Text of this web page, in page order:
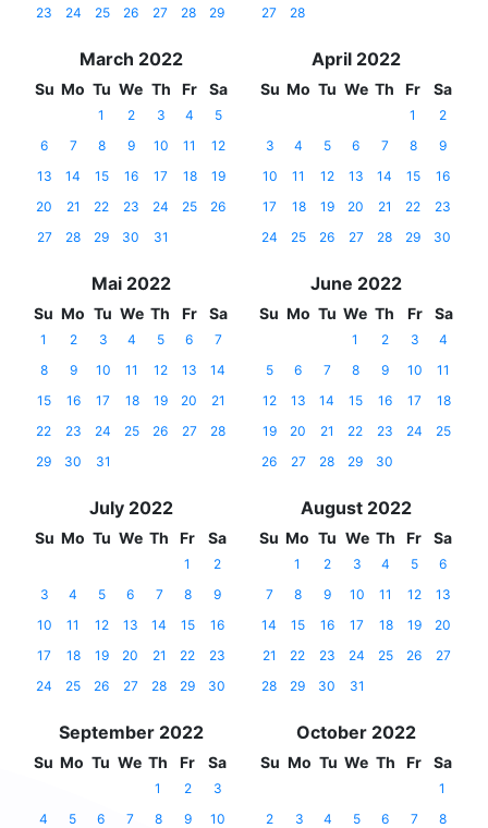
23
24 25 26 27 28 29
27
28
March 2022
Su Mo Tu We Th Fr Sa
1 2 3 4
5
6
7 8 9 10 11
12
13
14 15 16 17 18
19
20
21 22 23 24 25
26
27
28 29 30 31
April 2022
Su Mo Tu We Th Fr Sa
1
2
3
4 5 6 7 8
9
10
11 12 13 14 15
16
17
18 19 20 21 22
23
24
25 26 27 28 29 30
Mai 2022
Su Mo Tu We Th Fr Sa
1 2 3 4 5 6
7
8
9 10 11 12 13
14
15
16 17 18 19 20
21
22
23 24 25 26 27
28
29
30 31
June 2022
Su Mo Tu We Th Fr Sa
1 2 3
4
5
6 7 8 9 10
11
12
13 14 15 16 17
18
19
20 21 22 23 24
25
26
27 28 29 30
July 2022
Su Mo Tu We Th Fr Sa
1
2
3
4 5 6 7 8
9
10
11 12 13 14 15
16
17
18 19 20 21 22
23
24
25 26 27 28 29 30
August 2022
Su Mo Tu We Th Fr Sa
1 2 3 4 5
6
7
8 9 10 11 12
13
14
15 16 17 18 19
20
21
22 23 24 25 26
27
28
29 30 31
September 2022
Su Mo Tu We Th Fr Sa
1 2
3
4
5 6 7 8 9
10
October 2022
Su Mo Tu We Th Fr Sa
1
2
3 4 5 6 7
8